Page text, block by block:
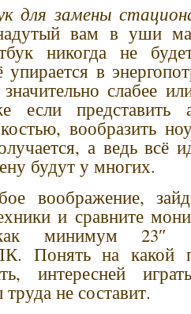
для замены
вам в уши
никогда не
в
слабее
представить
вообразить
а ведь всё
будут у многих.
воображение,
и сравните
минимум 23″
Понять на какой
интересней
не составит.